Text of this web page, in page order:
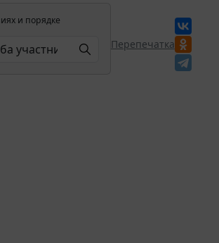
и порядке
Перепечатка